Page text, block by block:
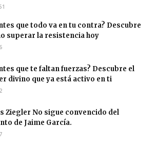
que todo va en tu contra? Descubre
superar la resistencia hoy
que te faltan fuerzas? Descubre el
divino que ya está activo en ti
Ziegler No sigue convencido del
de Jaime García.